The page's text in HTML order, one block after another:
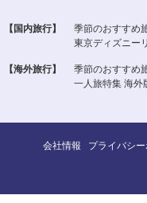
【国内旅行】 季節のおすすめ
東京ディズニー
【海外旅行】 季節のおすすめ
一人旅特集 海外
会社情報 プライバシ